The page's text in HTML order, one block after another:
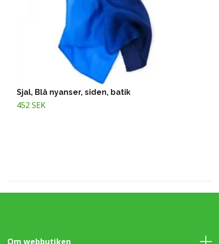
Sjal, Blå nyanser, siden, batik
452 SEK
Om webbutiken